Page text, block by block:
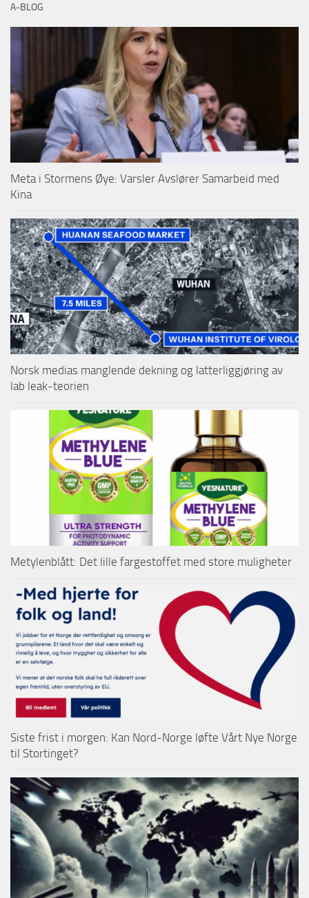
A-BLOG
Meta i Stormens Øye: Varsler Avslører Samarbeid med
Kina
Norsk medias manglende dekning og latterliggjøring av
lab leak-teorien
Metylenblått: Det lille fargestoffet med store muligheter
Siste frist i morgen: Kan Nord-Norge løfte Vårt Nye Norge
til Stortinget?